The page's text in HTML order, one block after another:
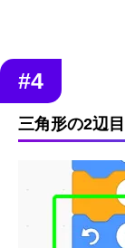
#4
三角形の2辺目